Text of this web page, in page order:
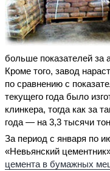
больше показателей за
Кроме того, завод
по сравнению с
текущего года было
клинкера, тогда как за
года — на 3,3 тысячи
За период с января по
«Невьянский
цемента в бумажных